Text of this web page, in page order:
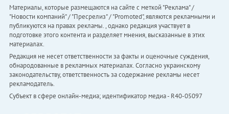
Материалы, которые размещаются на сайте с меткой "Реклама" /
"Новости компаний" / "Пресрелиз" / "Promoted", являются рекламными и
публикуются на правах рекламы. , однако редакция участвует в
подготовке этого контента и разделяет мнения, высказанные в этих
материалах.
Редакция не несет ответственности за факты и оценочные суждения,
обнародованные в рекламных материалах. Согласно украинскому
законодательству, ответственность за содержание рекламы несет
рекламодатель.
Субъект в сфере онлайн-медиа; идентификатор медиа - R40-05097